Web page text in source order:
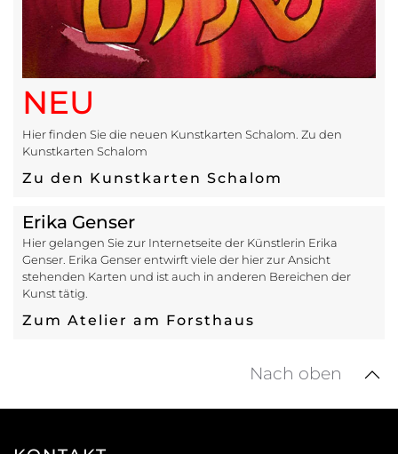
NEU
Hier finden Sie die neuen Kunstkarten Schalom. Zu den
Kunstkarten Schalom
Zu den Kunstkarten Schalom
Erika Genser
Hier gelangen Sie zur Internetseite der Künstlerin Erika
Genser. Erika Genser entwirft viele der hier zur Ansicht
stehenden Karten und ist auch in anderen Bereichen der
Kunst tätig.
Zum Atelier am Forsthaus
Nach oben